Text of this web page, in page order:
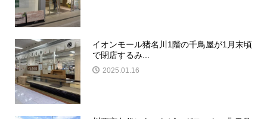
イオンモール猪名川1階の千鳥屋が1月末頃
で閉店するみ...
2025.01.16